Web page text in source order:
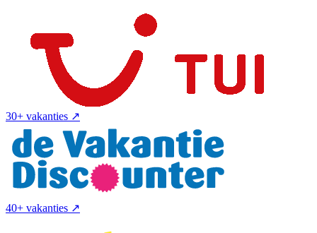
30+ vakanties ↗
40+ vakanties ↗